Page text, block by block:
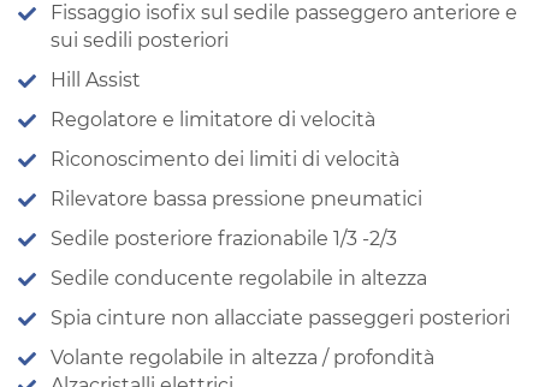
Fissaggio isofix sul sedile passeggero anteriore e
sui sedili posteriori
Hill Assist
Regolatore e limitatore di velocità
Riconoscimento dei limiti di velocità
Rilevatore bassa pressione pneumatici
Sedile posteriore frazionabile 1/3 -2/3
Sedile conducente regolabile in altezza
Spia cinture non allacciate passeggeri posteriori
Volante regolabile in altezza / profondità